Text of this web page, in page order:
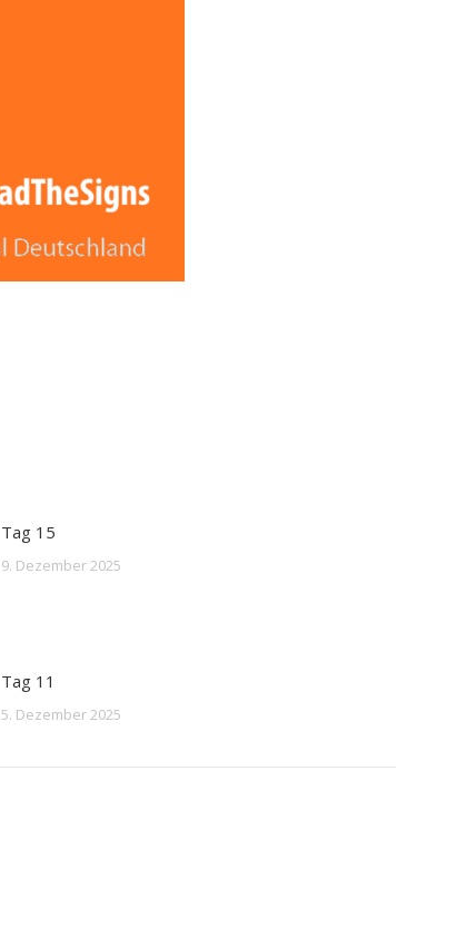
Tag 15
9. Dezember 2025
Tag 11
5. Dezember 2025